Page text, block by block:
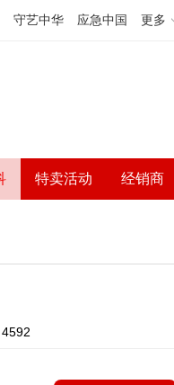
守艺中华 应急中国 更多
特卖活动 经销商